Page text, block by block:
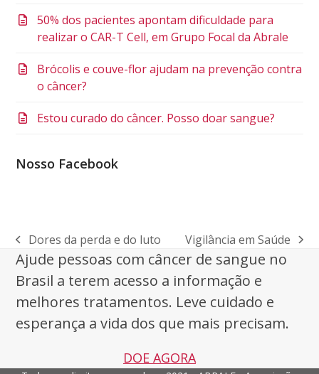
50% dos pacientes apontam dificuldade para
realizar o CAR-T Cell, em Grupo Focal da Abrale
Brócolis e couve-flor ajudam na prevenção contra
o câncer?
Estou curado do câncer. Posso doar sangue?
Nosso Facebook
previous
post:
Dores da perda e do luto
next
post:
Vigilância em Saúde
Ajude pessoas com câncer de sangue no
Brasil a terem acesso a informação e
melhores tratamentos. Leve cuidado e
esperança a vida dos que mais precisam.
DOE AGORA